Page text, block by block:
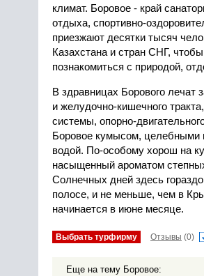
климат. Боровое - край
отдыха, спортивно-
приезжают десятки тысяч
Казахстана и стран СНГ,
познакомиться с природой,
В здравницах Борового лечат
и желудочно-кишечного
системы, опорно-
Боровое кумысом, целебными
водой. По-особому хорош на
насыщенный ароматом
Солнечных дней здесь
полосе, и не меньше, чем в
начинается в июне месяце.
Выбрать турфирму Отзывы (0)
Еще на тему Боровое: